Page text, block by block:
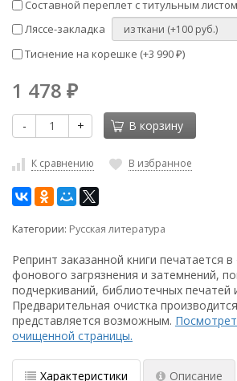
Составной переплет с титульным
Ляссе-закладка
Тиснение на корешке (+3 990 ₽)
1 478 ₽
- + В корзину
К сравнению В избранное
Категории: Русская литература
Репринт заказанной книги печатается
фонового загрязнения и затемнений,
подчеркиваний, библиотечных
Предварительная очистка
представляется возможным.
очищенной страницы.
Характеристики Описание